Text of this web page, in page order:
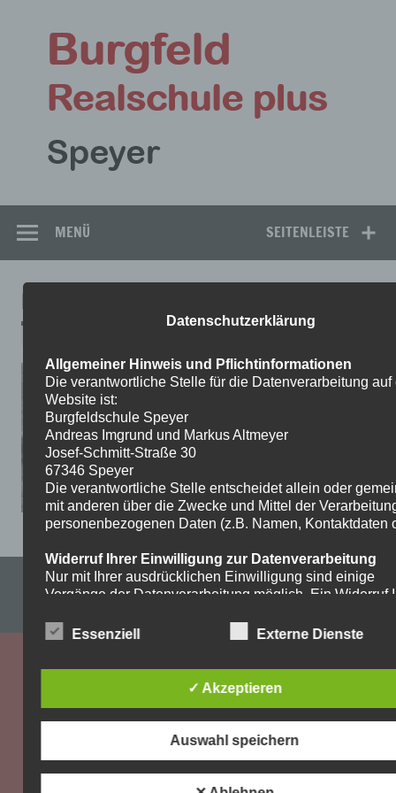
springen
SEITENLEISTE
MENÜ
IMG_1283
Impressum & Datenschutzerklärung
Datenschutzerklärung
Allgemeiner Hinweis und Pflichtinformationen
Die verantwortliche Stelle für die Datenverarbeitung auf
Website ist:
Burgfeldschule Speyer
Andreas Imgrund und Markus Altmeyer
Josef-Schmitt-Straße 30
67346 Speyer
Die verantwortliche Stelle entscheidet allein oder
mit anderen über die Zwecke und Mittel der
personenbezogenen Daten (z.B. Namen, Kontaktdaten
Widerruf Ihrer Einwilligung zur Datenverarbeitung
Nur mit Ihrer ausdrücklichen Einwilligung sind einige
Vorgänge der Datenverarbeitung möglich. Ein Widerruf
Widerruf genügt eine formlose Mitteilung per E-Mail. Die
Recht auf Beschwerde bei der zuständigen
Aufsichtsbehörde
Als Betroffener steht Ihnen im Falle eines
der zuständigen Aufsichtsbehörde zu. Zuständige
Aufsichtsbehörde bezüglich datenschutzrechtlicher
Essenziell Externe Dienste
✓ Akzeptieren
Auswahl speichern